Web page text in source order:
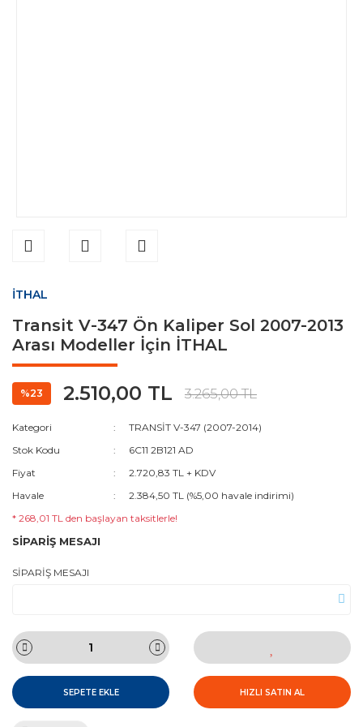
İTHAL
Transit V-347 Ön Kaliper Sol 2007-2013
Arası Modeller İçin İTHAL
%23 2.510,00 TL 3.265,00 TL
Kategori
TRANSİT V-347 (2007-2014)
Stok Kodu
6C11 2B121 AD
Fiyat
2.720,83 TL + KDV
Havale
2.384,50 TL (%5,00 havale indirimi)
* 268,01 TL den başlayan taksitlerle!
SİPARİŞ MESAJI
SİPARİŞ MESAJI
SEPETE EKLE HIZLI SATIN AL